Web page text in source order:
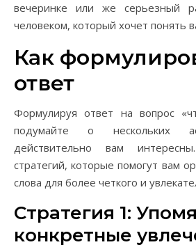
вечеринке или же серьезный
человеком, который хочет понять
Как
ответ
Формулируя ответ на вопрос
подумайте о нескольких
действительно вам
стратегий, которые помогут вам
слова для более четкого и
Стратегия 1:
конкретные